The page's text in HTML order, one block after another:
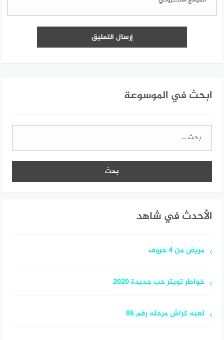
ابحث في الموسوعة
البحث
الأحدث في شاهد
مريض من 4 حروف
خواطر تويتر حب جديدة 2020
لعبه كراش مرحله رقم 86